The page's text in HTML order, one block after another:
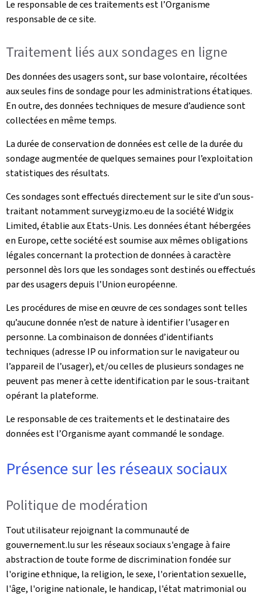
Le responsable de ces traitements est l’Organisme
responsable de ce site.
Traitement liés aux sondages en ligne
Des données des usagers sont, sur base volontaire, récoltées
aux seules fins de sondage pour les administrations étatiques.
En outre, des données techniques de mesure d’audience sont
collectées en même temps.
La durée de conservation de données est celle de la durée du
sondage augmentée de quelques semaines pour l’exploitation
statistiques des résultats.
Ces sondages sont effectués directement sur le site d’un sous-
traitant notamment surveygizmo.eu de la société Widgix
Limited, établie aux Etats-Unis. Les données étant hébergées
en Europe, cette société est soumise aux mêmes obligations
légales concernant la protection de données à caractère
personnel dès lors que les sondages sont destinés ou effectués
par des usagers depuis l’Union européenne.
Les procédures de mise en œuvre de ces sondages sont telles
qu’aucune donnée n’est de nature à identifier l’usager en
personne. La combinaison de données d’identifiants
techniques (adresse IP ou information sur le navigateur ou
l’appareil de l’usager), et/ou celles de plusieurs sondages ne
peuvent pas mener à cette identification par le sous-traitant
opérant la plateforme.
Le responsable de ces traitements et le destinataire des
données est l’Organisme ayant commandé le sondage.
Présence sur les réseaux sociaux
Politique de modération
Tout utilisateur rejoignant la communauté de
gouvernement.lu sur les réseaux sociaux s'engage à faire
abstraction de toute forme de discrimination fondée sur
l'origine ethnique, la religion, le sexe, l'orientation sexuelle,
l'âge, l'origine nationale, le handicap, l'état matrimonial ou